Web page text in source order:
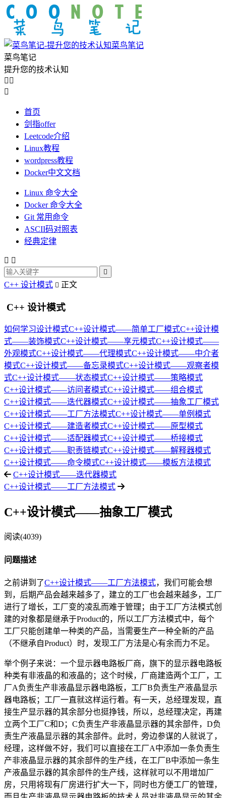
菜鸟笔记
菜鸟笔记
提升您的技术认知
 

首页
剑指offer
Leetcode介绍
Linux教程
wordpress教程
Docker中文文档
Linux 命令大全
Docker 命令大全
Git 常用命令
ASCII码对照表
经典定律
 

C++ 设计模式  正文
C++ 设计模式
如何学习设计模式C++设计模式——简单工厂模式C++设计模
式——装饰模式C++设计模式——享元模式C++设计模式——
外观模式C++设计模式——代理模式C++设计模式——中介者
模式C++设计模式——备忘录模式C++设计模式——观察者模
式C++设计模式——状态模式C++设计模式——策略模式
C++设计模式——访问者模式C++设计模式——组合模式
C++设计模式——迭代器模式C++设计模式——抽象工厂模式
C++设计模式——工厂方法模式C++设计模式——单例模式
C++设计模式——建造者模式C++设计模式——原型模式
C++设计模式——适配器模式C++设计模式——桥接模式
C++设计模式——职责链模式C++设计模式——解释器模式
C++设计模式——命令模式C++设计模式——模板方法模式
C++设计模式——迭代器模式
C++设计模式——工厂方法模式
C++设计模式——抽象工厂模式
阅读(4039)
问题描述
之前讲到了C++设计模式——工厂方法模式，我们可能会想
到，后期产品会越来越多了，建立的工厂也会越来越多，工厂
进行了增长，工厂变的凌乱而难于管理；由于工厂方法模式创
建的对象都是继承于Product的，所以工厂方法模式中，每个
工厂只能创建单一种类的产品，当需要生产一种全新的产品
（不继承自Product）时，发现工厂方法是心有余而力不足。
举个例子来说：一个显示器电路板厂商，旗下的显示器电路板
种类有非液晶的和液晶的；这个时候，厂商建造两个工厂，工
厂A负责生产非液晶显示器电路板，工厂B负责生产液晶显示
器电路板；工厂一直就这样运行着。有一天，总经理发现，直
接生产显示器的其余部分也挺挣钱，所以，总经理决定，再建
立两个工厂C和D；C负责生产非液晶显示器的其余部件，D负
责生产液晶显示器的其余部件。此时，旁边参谋的人就说了，
经理，这样做不好，我们可以直接在工厂A中添加一条负责生
产非液晶显示器的其余部件的生产线，在工厂B中添加一条生
产液晶显示器的其余部件的生产线，这样就可以不用增加厂
房，只用将现有厂房进行扩大一下，同时也方便工厂的管理，